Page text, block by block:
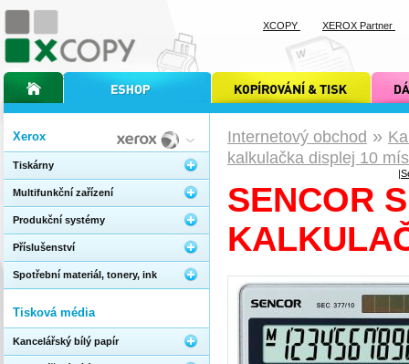
Internetový obchod »
kalkulačka displej 10
|
SENCOR
Xerox
Tiskárny
Multifunkční zařízení
Produkční systémy
Příslušenství
Spotřební materiál, tonery, ink
Tisková média
Kancelářský bílý papír
úvodní stránka xcopyinternetový obchod xcopy kopírování a tisk xcopy dárkové
XCOPY XEROX Partner